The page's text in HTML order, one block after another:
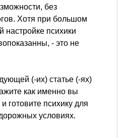
без
Хотя при большом
настройке психики
- это не
(-их) статье (-ях)
как именно вы
готовите психику для
условиях.